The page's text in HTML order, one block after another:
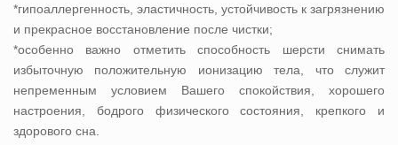
*гипоаллергенность, эластичность, устойчивость к загрязнению
и прекрасное восстановление после чистки;
*особенно важно отметить способность шерсти снимать
избыточную положительную ионизацию тела, что служит
непременным условием Вашего спокойствия, хорошего
настроения, бодрого физического состояния, крепкого и
здорового сна.